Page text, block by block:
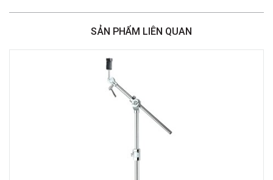
Việt Thương Music - 369 Điện Biên Phủ
Việt Thương Music - 180 Võ Thị Sáu
180B Võ Thị Sáu, Phường Xuân Hòa, TPHCM, Quận 3, Hồ Chí Minh
Việt Thương Music - Crescent Mall
6F-01 Tầng 6 Trung Tâm Thương Mại Crescent Mall, 101 Tôn Dật Tiên,
Phường Tân Mỹ, TPHCM, Quận 7, Hồ Chí Minh
Việt Thương Music - 49E Phan Đăng Lưu
49E Phan Đăng Lưu, Phường Bình Thạnh, TPHCM, Quận Bình Thạnh, Hồ
Việt Thương Music - Phường Gò Vấp
SẢN PHẨM LIÊN QUAN